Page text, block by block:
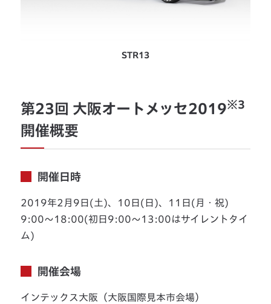
STR13
第23回 大阪オートメッセ2019※3
開催概要
開催日時
2019年2月9日(土)、10日(日)、11日(月・祝)
9:00〜18:00(初日9:00〜13:00はサイレントタイ
ム)
開催会場
インテックス大阪（大阪国際見本市会場）